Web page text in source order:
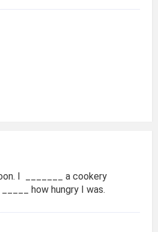
I
_______ a cookery
how hungry I was.